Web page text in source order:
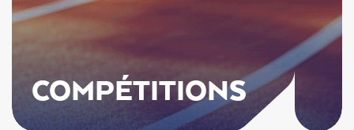
COMPÉTITIONS